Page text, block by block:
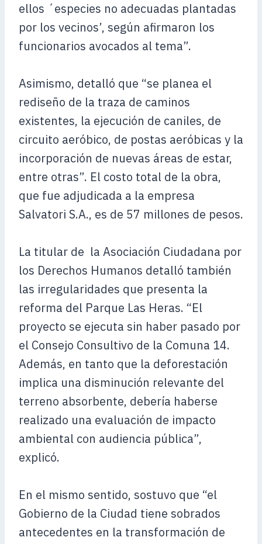
ellos ´especies no adecuadas plantadas
por los vecinos’, según afirmaron los
funcionarios avocados al tema”.
Asimismo, detalló que “se planea el
rediseño de la traza de caminos
existentes, la ejecución de caniles, de
circuito aeróbico, de postas aeróbicas y la
incorporación de nuevas áreas de estar,
entre otras”. El costo total de la obra,
que fue adjudicada a la empresa
Salvatori S.A., es de 57 millones de pesos.
La titular de la Asociación Ciudadana por
los Derechos Humanos detalló también
las irregularidades que presenta la
reforma del Parque Las Heras. “El
proyecto se ejecuta sin haber pasado por
el Consejo Consultivo de la Comuna 14.
Además, en tanto que la deforestación
implica una disminución relevante del
terreno absorbente, debería haberse
realizado una evaluación de impacto
ambiental con audiencia pública”,
explicó.
En el mismo sentido, sostuvo que “el
Gobierno de la Ciudad tiene sobrados
antecedentes en la transformación de